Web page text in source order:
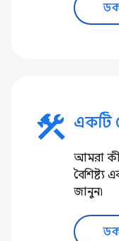
construction একটি
আমরা
জানুন৷